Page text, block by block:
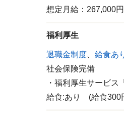
想定月給：267,000
福利厚生
退職金制度 給食あ
社会保険完備
・福利厚生サービ
給食:あり (給食300